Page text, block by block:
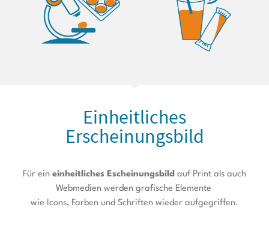
Einheitliches
Erscheinungsbild
Für ein einheitliches Escheinungsbild auf Print als auch
Webmedien werden grafische Elemente
wie Icons, Farben und Schriften wieder aufgegriffen.